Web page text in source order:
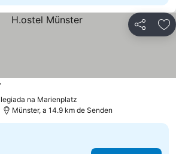
Partilhar
na Marienplatz
Münster, a 14.9 km de Senden